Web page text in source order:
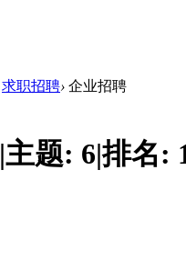
求职招聘› 企业招聘
|主题: 6|排名: